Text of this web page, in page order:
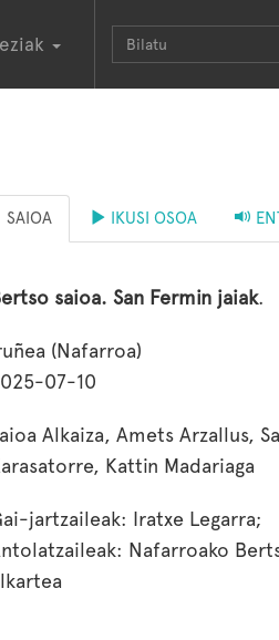
SAIOA IKUSI OSOA
saioa. San Fermin jaiak.
(Nafarroa)
07-10
Alkaiza, Amets Arzallus,
Kattin Madariaga
jartzaileak: Iratxe Legarra;
Nafarroako